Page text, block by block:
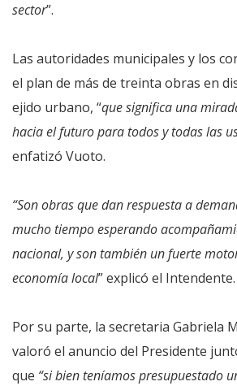
sector”.
Las autoridades municipales y los
el plan de más de treinta obras en
ejido urbano, “que significa una
hacia el futuro para todos y todas las
enfatizó Vuoto.
“Son obras que dan respuesta a
mucho tiempo esperando
nacional, y son también un fuerte
economía local” explicó el Intendente.
Por su parte, la secretaria Gabriela
valoró el anuncio del Presidente
que “si bien teníamos presupuestado